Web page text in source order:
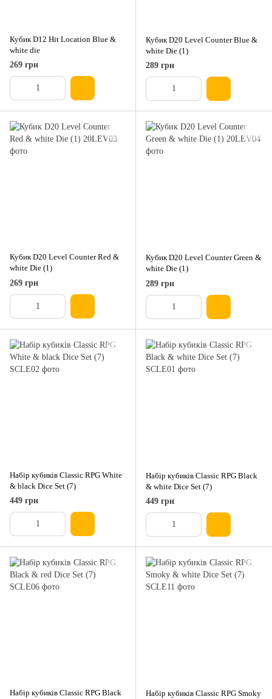
Кубик D12 Hit Location Blue &
white die
269 грн
Кубик D20 Level Counter Blue &
white Die (1)
289 грн
Кубик D20 Level Counter Red &
white Die (1)
269 грн
Кубик D20 Level Counter Green &
white Die (1)
289 грн
Набір кубиків Classic RPG White
& black Dice Set (7)
449 грн
Набір кубиків Classic RPG Black
& white Dice Set (7)
449 грн
Набір кубиків Classic RPG Black
Набір кубиків Classic RPG Smoky